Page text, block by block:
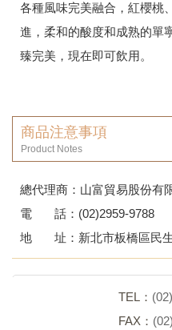
各種風味完美融合，紅櫻桃
進，柔和的酸度和成熟的單
臻完美，現在即可飲用。
商品注意事項
Product Notes
總代理商：山富貿易股份有
電 話：(02)2959-9788
地 址：新北市板橋區民生
TEL：
FAX：